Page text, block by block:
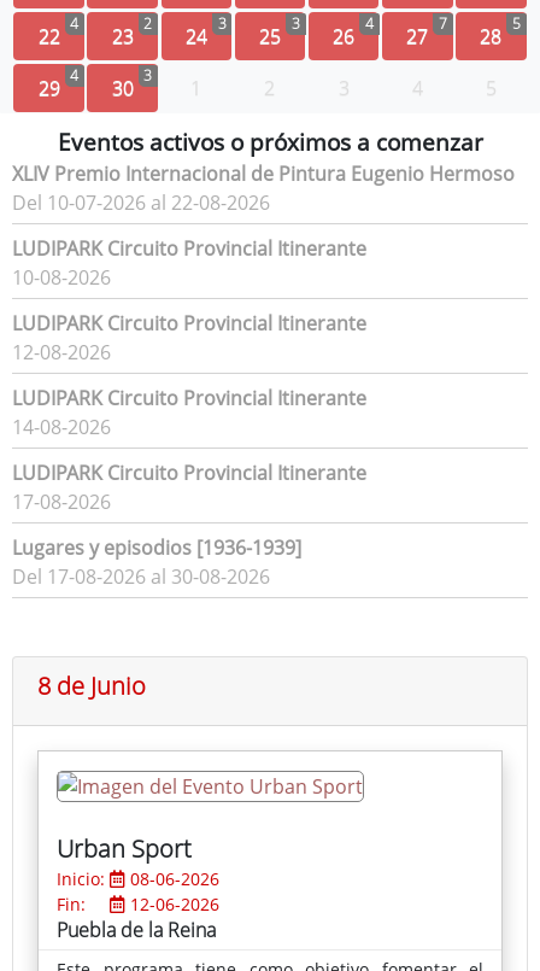
22 4 23 2 24 3 25 3 26 4 27 7 28 5
29 4 30 3 1 2 3 4 5
Eventos activos o próximos a comenzar
XLIV Premio Internacional de Pintura Eugenio Hermoso
Del 10-07-2026 al 22-08-2026
LUDIPARK Circuito Provincial Itinerante
10-08-2026
LUDIPARK Circuito Provincial Itinerante
12-08-2026
LUDIPARK Circuito Provincial Itinerante
14-08-2026
LUDIPARK Circuito Provincial Itinerante
17-08-2026
Lugares y episodios [1936-1939]
Del 17-08-2026 al 30-08-2026
8 de Junio
Urban Sport
Inicio:
08-06-2026
Fin:
12-06-2026
Puebla de la Reina